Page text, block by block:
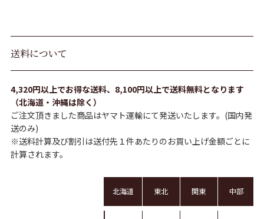
送料について
4,320円以上でお得な送料、8,100円以上で送料無料となります
（北海道・沖縄は除く）
ご注文頂きました商品はヤマト運輸にて発送いたします。(国内発
送のみ)
※送料計算及び割引は送付先１件あたりのお買い上げ金額ごとに
計算されます。
北海道 東北 関東 中部